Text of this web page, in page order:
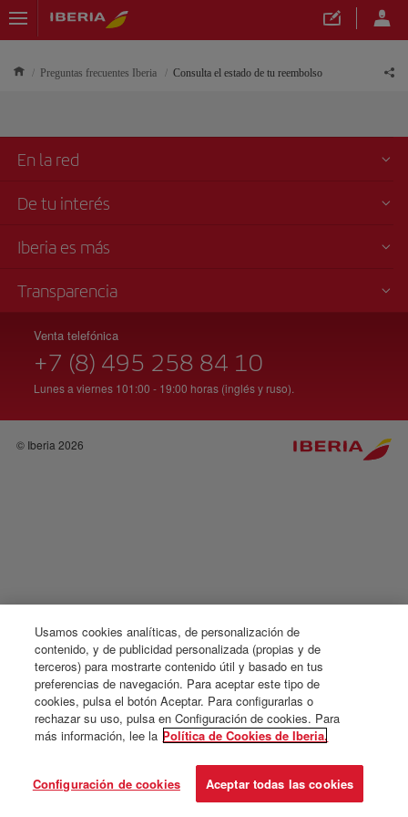
Preguntas frecuentes Iberia Consulta el estado de tu reembolso
En la red
De tu interés
Iberia es más
Transparencia
Venta telefónica
+7 (8) 495 258 84 10
Lunes a viernes 101:00 - 19:00 horas (inglés y ruso).
© Iberia 2026
Usamos cookies analíticas, de personalización de
contenido, y de publicidad personalizada (propias y de
terceros) para mostrarte contenido útil y basado en tus
preferencias de navegación. Para aceptar este tipo de
cookies, pulsa el botón Aceptar. Para configurarlas o
rechazar su uso, pulsa en Configuración de cookies. Para
más información, lee la Política de Cookies de Iberia.
Configuración de cookies Aceptar todas las cookies